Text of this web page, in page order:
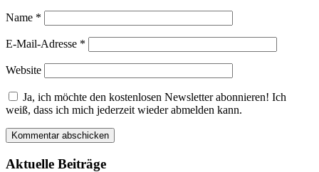
Name *
E-Mail-Adresse *
Website
Ja, ich möchte den kostenlosen Newsletter abonnieren! Ich
weiß, dass ich mich jederzeit wieder abmelden kann.
Aktuelle Beiträge